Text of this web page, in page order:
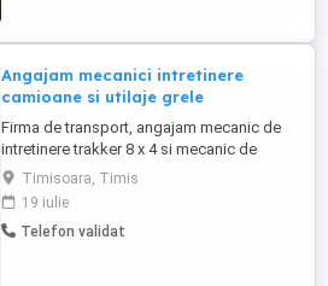
Angajam mecanici intretinere
camioane si utilaje grele
Firma de transport, angajam mecanic de
intretinere trakker 8 x 4 si mecanic de
intretinere utilaje grele( buldoexcavator,
excavator, etc). Se cere o experiente de
minim 2 ani si seriozitate!
Timisoara, Timis
19 iulie
Telefon validat